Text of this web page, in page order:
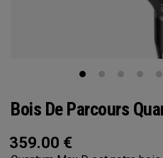
Bois De Parcours
359.00 €